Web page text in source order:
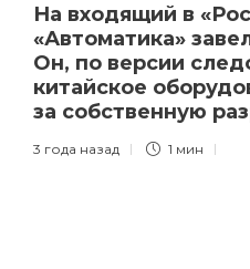
На входящий в
«Автоматика»
Он, по версии
китайское
за собственную
3 года назад 1 мин